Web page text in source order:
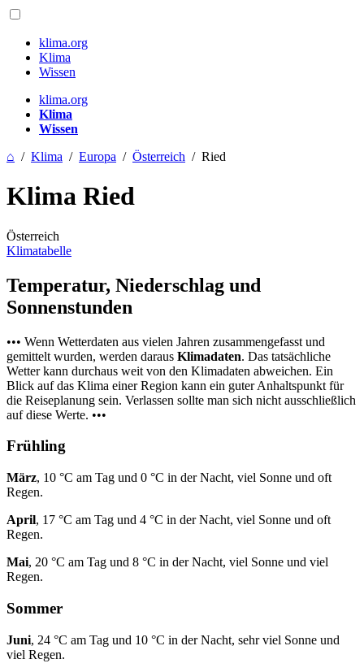
klima.org
Klima
Wissen
klima.org
Klima
Wissen
⌂ / Klima / Europa / Österreich / Ried
Klima Ried
Österreich
Klimatabelle
Temperatur, Niederschlag und
Sonnenstunden
••• Wenn Wetterdaten aus vielen Jahren zusammengefasst und
gemittelt wurden, werden daraus Klimadaten. Das tatsächliche
Wetter kann durchaus weit von den Klimadaten abweichen. Ein
Blick auf das Klima einer Region kann ein guter Anhaltspunkt für
die Reiseplanung sein. Verlassen sollte man sich nicht ausschließlich
auf diese Werte. •••
Frühling
März, 10 °C am Tag und 0 °C in der Nacht, viel Sonne und oft
Regen.
April, 17 °C am Tag und 4 °C in der Nacht, viel Sonne und oft
Regen.
Mai, 20 °C am Tag und 8 °C in der Nacht, viel Sonne und viel
Regen.
Sommer
Juni, 24 °C am Tag und 10 °C in der Nacht, sehr viel Sonne und
viel Regen.